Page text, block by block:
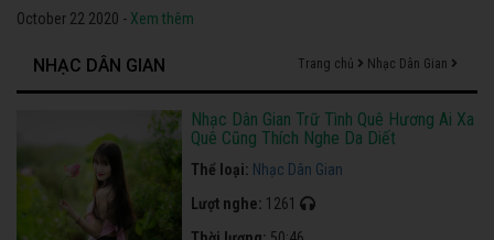
October 22 2020 - Xem thêm
NHẠC DÂN GIAN Trang chủ Nhạc Dân Gian
Nhạc Dân Gian Trữ Tình Quê Hương Ai Xa
Quê Cũng Thích Nghe Da Diết
Thể loại: Nhạc Dân Gian
Lượt nghe: 1261